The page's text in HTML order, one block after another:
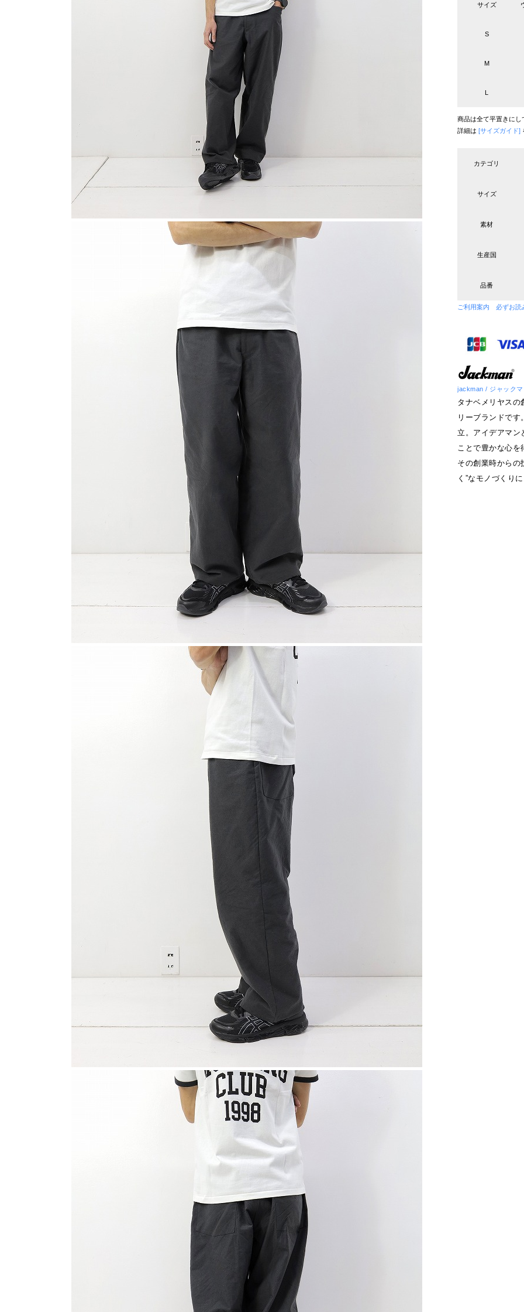
サイズ
S
M
L
商品は全て平置きに
詳細は [サイズガイド]
カテゴリ
サイズ
素材
生産国
品番
ご利用案内 必ずお読
jackman / ジャックマ
タナベメリヤスの
リーブランドで
立。アイデアマン
ことで豊かな心
その創業時からの
く”なモノづくり